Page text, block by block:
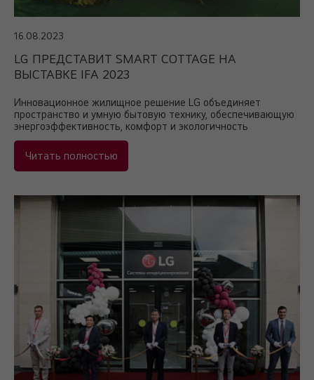
16.08.2023
LG ПРЕДСТАВИТ SMART COTTAGE НА
ВЫСТАВКЕ IFA 2023
Инновационное жилищное решение LG объединяет
пространство и умную бытовую технику, обеспечивающую
энергоэффективность, комфорт и экологичность
Читать полностью